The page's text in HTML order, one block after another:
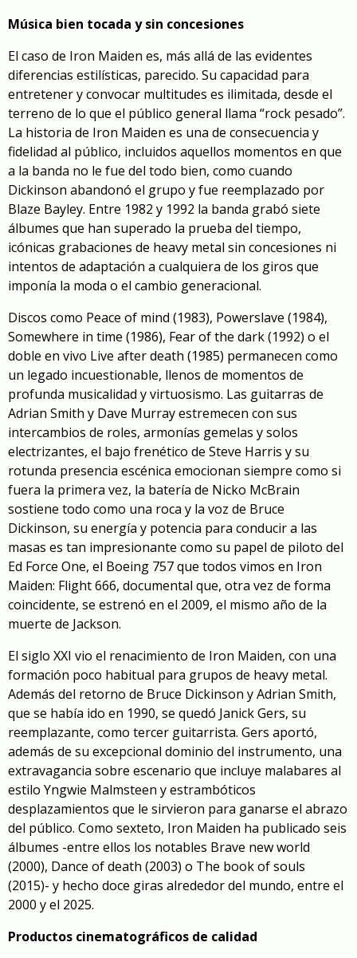
Música bien tocada y sin concesiones
El caso de Iron Maiden es, más allá de las evidentes
diferencias estilísticas, parecido. Su capacidad para
entretener y convocar multitudes es ilimitada, desde el
terreno de lo que el público general llama “rock pesado”.
La historia de Iron Maiden es una de consecuencia y
fidelidad al público, incluidos aquellos momentos en que
a la banda no le fue del todo bien, como cuando
Dickinson abandonó el grupo y fue reemplazado por
Blaze Bayley. Entre 1982 y 1992 la banda grabó siete
álbumes que han superado la prueba del tiempo,
icónicas grabaciones de heavy metal sin concesiones ni
intentos de adaptación a cualquiera de los giros que
imponía la moda o el cambio generacional.
Discos como Peace of mind (1983), Powerslave (1984),
Somewhere in time (1986), Fear of the dark(1992) o el
doble en vivo Live after death (1985) permanecen como
un legado incuestionable, llenos de momentos de
profunda musicalidad y virtuosismo. Las guitarras de
Adrian Smith y Dave Murray estremecen con sus
intercambios de roles, armonías gemelas y solos
electrizantes, el bajo frenético de Steve Harris y su
rotunda presencia escénica emocionan siempre como si
fuera la primera vez, la batería de Nicko McBrain
sostiene todo como una roca y la voz de Bruce
Dickinson, su energía y potencia para conducir a las
masas es tan impresionante como su papel de piloto del
Ed Force One, el Boeing 757 que todos vimos en Iron
Maiden: Flight 666, documental que, otra vez de forma
coincidente, se estrenó en el 2009, el mismo año de la
muerte de Jackson.
El siglo XXI vio el renacimiento de Iron Maiden, con una
formación poco habitual para grupos de heavy metal.
Además del retorno de Bruce Dickinson y Adrian Smith,
que se había ido en 1990, se quedó Janick Gers, su
reemplazante, como tercer guitarrista. Gers aportó,
además de su excepcional dominio del instrumento, una
extravagancia sobre escenario que incluye malabares al
estilo Yngwie Malmsteen y estrambóticos
desplazamientos que le sirvieron para ganarse el abrazo
del público. Como sexteto, Iron Maiden ha publicado seis
álbumes -entre ellos los notables Brave new world
(2000), Dance of death (2003) o The book of souls
(2015)- y hecho doce giras alrededor del mundo, entre el
2000 y el 2025.
Productos cinematográficos de calidad